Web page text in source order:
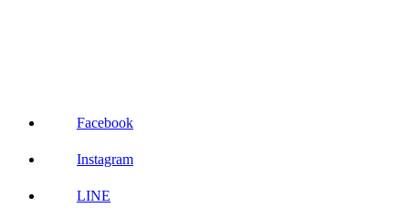
Facebook
Instagram
LINE